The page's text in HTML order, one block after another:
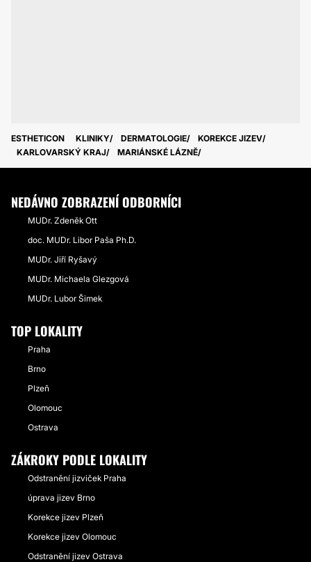
ESTHETICON KLINIKY DERMATOLOGIE
KOREKCE JIZEV
KARLOVARSKÝ KRAJ
MARIÁNSKÉ LÁZNĚ
NEDÁVNO ZOBRAZENÍ ODBORNÍCI
MUDr. Zdeněk Ott
doc. MUDr. Libor Paša Ph.D.
MUDr. Jiří Ryšavý
MUDr. Michaela Glezgová
MUDr. Lubor Šimek
TOP LOKALITY
Praha
Brno
Plzeň
Olomouc
Ostrava
ZÁKROKY PODLE LOKALITY
Odstranění jizviček Praha
úprava jizev Brno
Korekce jizev Plzeň
Korekce jizev Olomouc
Odstranění jizev Ostrava